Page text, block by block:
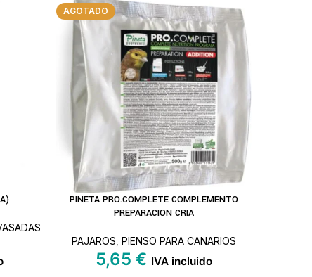
AGOTADO
LEER MÁS
PINETA PRO.COMPLETE COMPLEMENTO
PREPARACION CRIA
PAJAROS PIENSO PARA CANARIOS
5,65 € IVA incluido